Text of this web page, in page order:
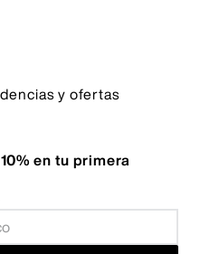
y ofertas
en tu primera